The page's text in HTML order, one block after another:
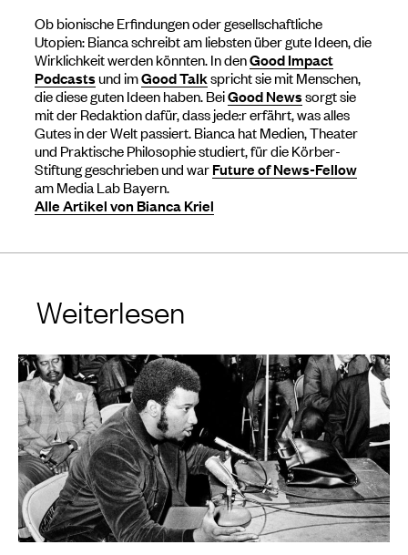
Ob bionische Erfindungen oder gesellschaftliche
Utopien: Bianca schreibt am liebsten über gute Ideen, die
Wirklichkeit werden könnten. In denGood Impact
Podcastsund imGood Talkspricht sie mit Menschen,
die diese guten Ideen haben. BeiGood Newssorgt sie
mit der Redaktion dafür, dass jede:r erfährt, was alles
Gutes in der Welt passiert. Bianca hat Medien, Theater
und Praktische Philosophie studiert, für die Körber-
Stiftung geschrieben und warFuture of News-Fellow
am Media Lab Bayern.
Alle Artikel von Bianca Kriel
Weiterlesen